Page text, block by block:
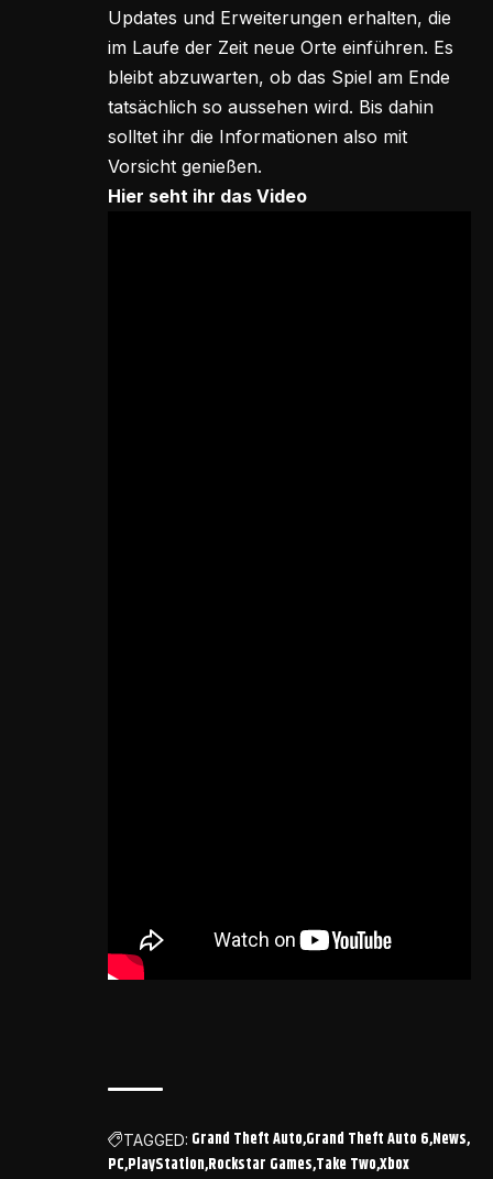
Updates und Erweiterungen erhalten, die
im Laufe der Zeit neue Orte einführen. Es
bleibt abzuwarten, ob das Spiel am Ende
tatsächlich so aussehen wird. Bis dahin
solltet ihr die Informationen also mit
Vorsicht genießen.
Hier seht ihr das Video
TAGGED: Grand Theft Auto Grand Theft Auto 6 News
PC PlayStation Rockstar Games Take TwoXbox